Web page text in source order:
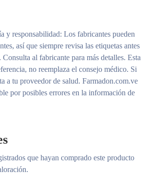
y responsabilidad: Los fabricantes pueden
así que siempre revisa las etiquetas antes
al fabricante para más detalles. Esta
no reemplaza el consejo médico. Si
a tu proveedor de salud. Farmadon.com.ve
por posibles errores en la información de
que hayan comprado este producto